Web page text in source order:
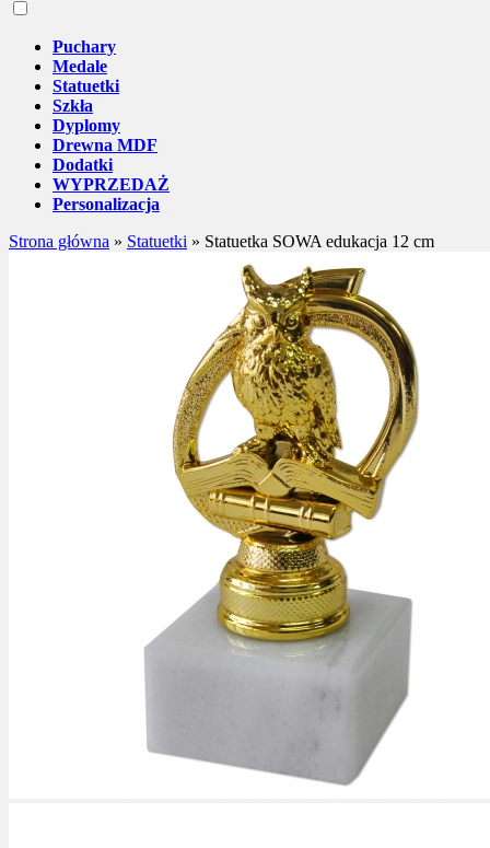
Puchary
Medale
Statuetki
Szkła
Dyplomy
Drewna MDF
Dodatki
WYPRZEDAŻ
Personalizacja
Strona główna » Statuetki » Statuetka SOWA edukacja 12 cm